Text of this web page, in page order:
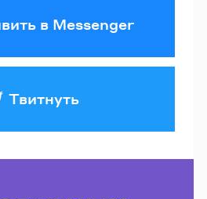
в Messenger
Твитнуть